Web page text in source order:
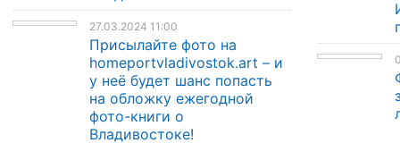
27.03.2024 11:00
Присылайте фото на
homeportvladivostok.art – и
у неё будет шанс попасть
на обложку ежегодной
фото-книги о
Владивостоке!